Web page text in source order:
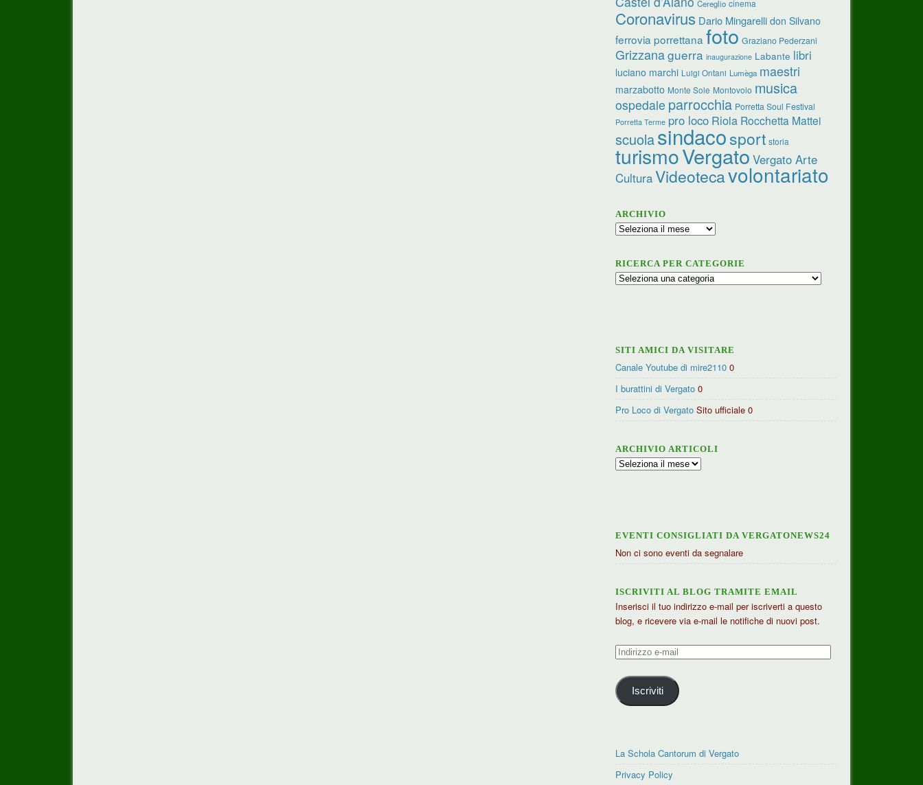
Cereglio cinema
Coronavirus Dario Mingarelli don Silvano
ferrovia porrettana foto Graziano Pederzani
Grizzanaguerra inaugurazione Labante libri
luciano marchi Luigi Ontani Lumèga maestri
marzabotto Monte Sole Montovolo musica
ospedale parrocchia Porretta Soul Festival
Porretta Terme pro loco Riola Rocchetta Mattei
scuolasindacosport storia
turismoVergato Vergato Arte
CulturaVideotecavolontariato
ARCHIVIO
Archivio
RICERCA PER CATEGORIE
Ricerca
SITI AMICI DA VISITARE
Canale Youtube di mire2110 0
I burattini di Vergato 0
Pro Loco di Vergato Sito ufficiale 0
ARCHIVIO ARTICOLI
Archivio
EVENTI CONSIGLIATI DA VERGATONEWS24
Non ci sono eventi da segnalare
ISCRIVITI AL BLOG TRAMITE EMAIL
Inserisci il tuo indirizzo e-mail per iscriverti a questo
blog, e ricevere via e-mail le notifiche di nuovi post.
Indirizzo
mail
Iscriviti
La Schola Cantorum di Vergato
Privacy Policy